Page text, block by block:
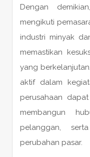
Dengan
mengikuti
industri minyak
memastikan
yang
aktif dalam
perusahaan
membangun
pelanggan,
perubahan pasar.